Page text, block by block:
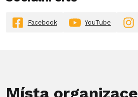
Facebook YouTube
Místa organizace